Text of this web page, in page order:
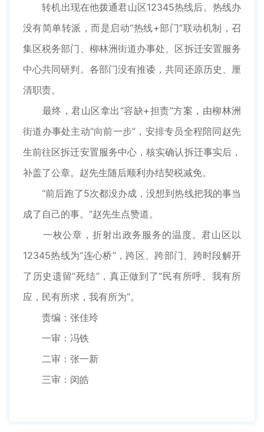
转机出现在他拨通君山区12345热线后。热线办
没有简单转派，而是启动“热线+部门”联动机制，召
集区税务部门、柳林洲街道办事处、区拆迁安置服务
中心共同研判。各部门没有推诿，共同还原历史、厘
清职责。
最终，君山区拿出“容缺+担责”方案，由柳林洲
街道办事处主动“向前一步”，安排专员全程陪同赵先
生前往区拆迁安置服务中心，核实确认拆迁事实后，
补盖了公章。赵先生随后顺利办结契税减免。
“前后跑了5次都没办成，没想到热线把我的事当
成了自己的事。”赵先生点赞道。
一枚公章，折射出政务服务的温度。君山区以
12345热线为“连心桥”，跨区、跨部门、跨时段解开
了历史遗留“死结”，真正做到了“民有所呼、我有所
应，民有所求，我有所为”。
责编：张佳玲
一审：冯铁
二审：张一新
三审：闵皓